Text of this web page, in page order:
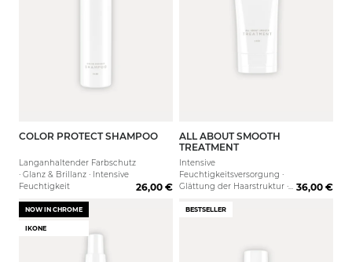
250 ml 1000 ml
COLOR PROTECT SHAMPOO
Langanhaltender Farbschutz
· Glanz & Brillanz · Intensive
Feuchtigkeit
26,00 €
150 ml
ALL ABOUT SMOOTH
TREATMENT
Intensive
Feuchtigkeitsversorgung ·
Glättung der Haarstruktur ·
36,00 €
NOW IN CHROME
IKONE
BESTSELLER